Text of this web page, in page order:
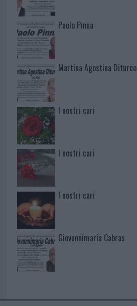
Paolo Pinna
Martina Agostina Diturco
I nostri cari
I nostri cari
I nostri cari
Giovannimaria Cabras